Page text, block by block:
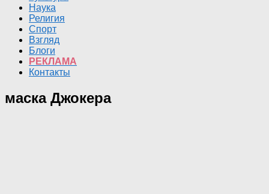
Наука
Религия
Спорт
Взгляд
Блоги
РЕКЛАМА
Контакты
маска Джокера